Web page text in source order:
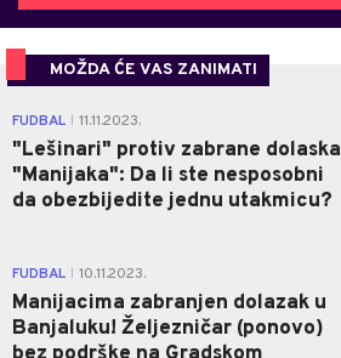
MOŽDA ĆE VAS ZANIMATI
FUDBAL 11.11.2023.
"Lešinari" protiv zabrane dolaska
"Manijaka": Da li ste nesposobni
da obezbijedite jednu utakmicu?
FUDBAL 10.11.2023.
Manijacima zabranjen dolazak u
Banjaluku! Željezničar (ponovo)